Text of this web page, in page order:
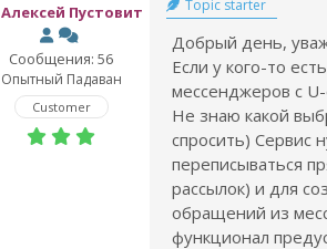
Алексей Пустовит
Сообщения: 56
Опытный Падаван
Customer
Topic starter
Добрый день,
Если у кого-то
мессенджеров с
Не знаю какой
спросить) Сервис
переписываться
рассылок) и для
обращений из
функционал